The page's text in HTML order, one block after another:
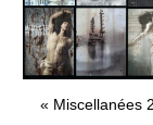
« Miscellanées